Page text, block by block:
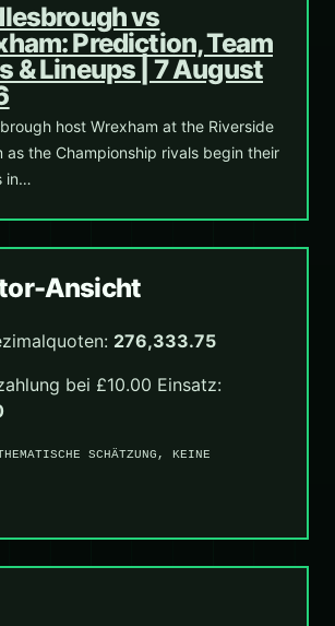
vs
Prediction, Team
& Lineups | 7 August
host Wrexham at the Riverside
as the Championship rivals begin their
in…
Ansicht
276,333.75
bei £10.00 Einsatz:
SCHÄTZUNG, KEINE